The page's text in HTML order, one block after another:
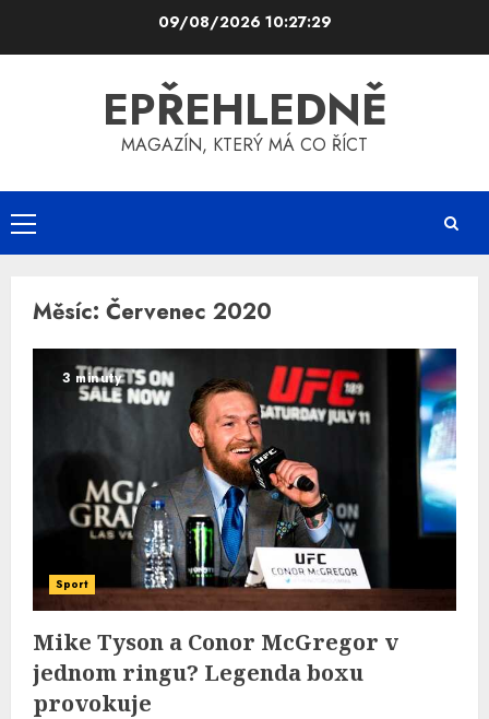
09/08/2026 10:27:29
EPŘEHLEDNĚ
MAGAZÍN, KTERÝ MÁ CO ŘÍCT
Primary
Menu
Měsíc: Červenec 2020
3 minuty
Sport
Mike Tyson a Conor McGregor v
jednom ringu? Legenda boxu
provokuje